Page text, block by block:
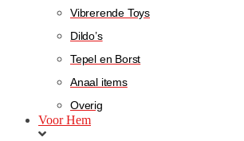
Vibrerende Toys
Dildo’s
Tepel en Borst
Anaal items
Overig
Voor Hem